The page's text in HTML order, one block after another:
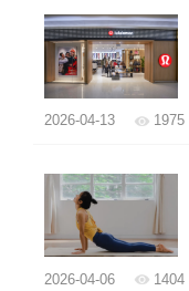
2026-04-13 1975
2026-04-06 1404